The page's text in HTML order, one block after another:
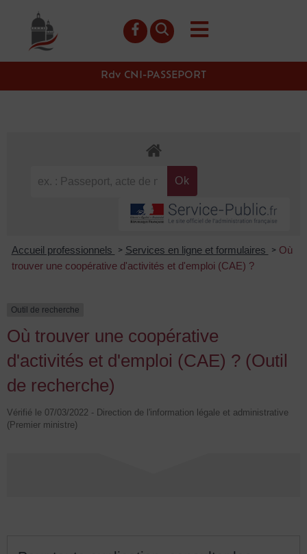
principal
Rdv CNI-PASSEPORT
Accueil professionnels > Services en ligne et formulaires > Où
trouver une coopérative d'activités et d'emploi (CAE) ?
Outil de recherche
Où trouver une coopérative
d'activités et d'emploi (CAE) ? (Outil
de recherche)
Vérifié le 07/03/2022 - Direction de l'information légale et administrative
(Premier ministre)